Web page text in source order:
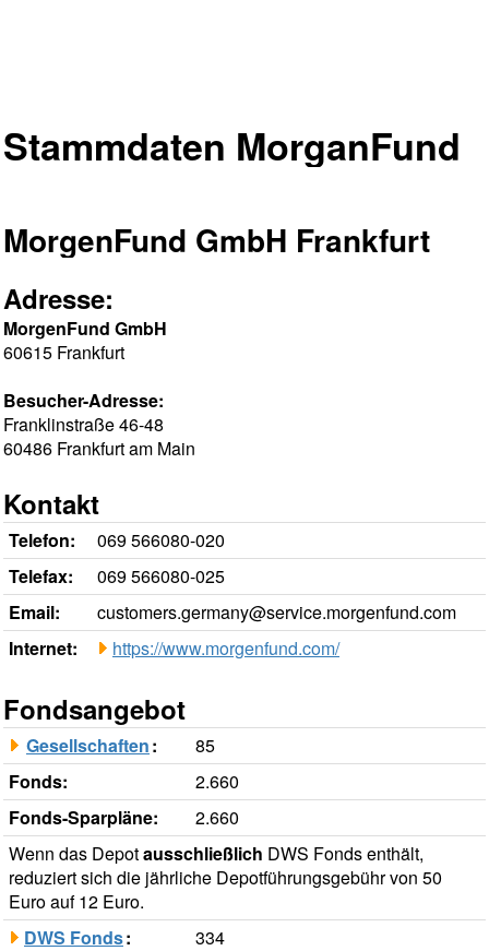
Stammdaten MorganFund
MorgenFund GmbH Frankfurt
Adresse:
MorgenFund GmbH
60615 Frankfurt
Besucher-Adresse:
Franklinstraße 46-48
60486 Frankfurt am Main
Kontakt
Telefon:
069 566080-020
Telefax:
069 566080-025
Email:
customers.germany@service.morgenfund.com
Internet:
https://www.morgenfund.com/
Fondsangebot
Gesellschaften:
85
Fonds:
2.660
Fonds-Sparpläne:
2.660
Wenn das Depotausschließlich DWS Fonds enthält,
reduziert sich die jährliche Depotführungsgebühr von 50
Euro auf 12 Euro.
DWS Fonds:
334